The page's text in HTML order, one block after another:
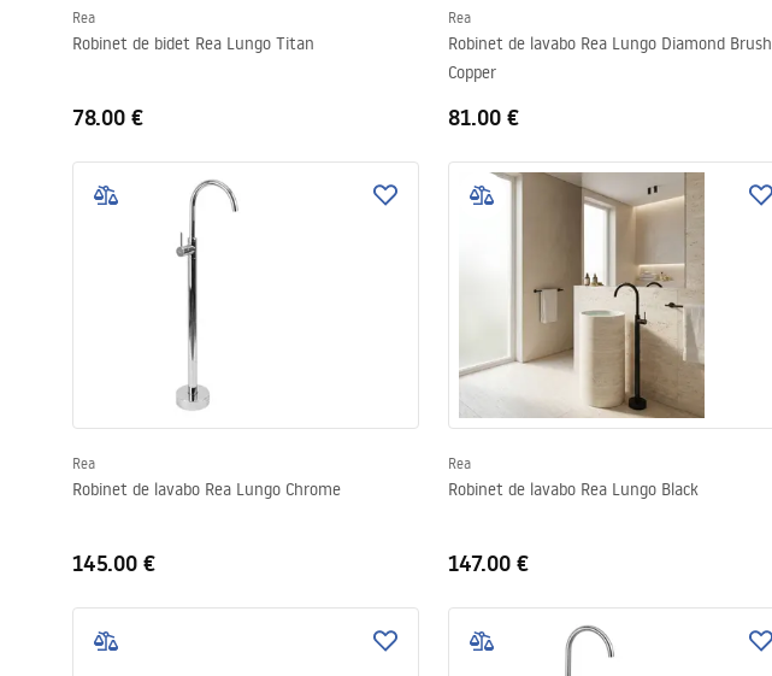
Rea
Robinet de bidet Rea Lungo Titan
78.00 €
Rea
Robinet de lavabo Rea Lungo Diamond Brush
Copper
81.00 €
Rea
Robinet de lavabo Rea Lungo Chrome
145.00 €
Rea
Robinet de lavabo Rea Lungo Black
147.00 €